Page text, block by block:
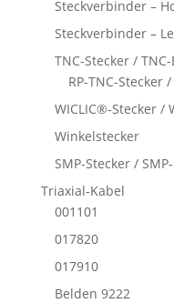
Steckverbinder –
Steckverbinder –
TNC-Stecker /
RP-TNC-Stecker
WICLIC®-Stecker /
Winkelstecker
SMP-Stecker /
Triaxial-Kabel
001101
017820
017910
Belden 9222